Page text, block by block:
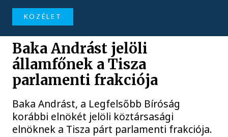
KÖZÉLET
Baka Andrást jelöli
államfőnek a Tisza
parlamenti frakciója
Baka Andrást, a Legfelsőbb Bíróság
korábbi elnökét jelöli köztársasági
elnöknek a Tisza párt parlamenti frakciója.